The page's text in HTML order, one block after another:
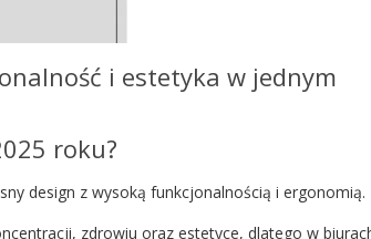
i estetyka w jednym
roku?
design z wysoką funkcjonalnością i ergonomią.
zdrowiu oraz estetyce, dlatego w